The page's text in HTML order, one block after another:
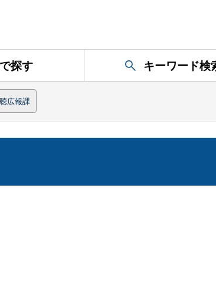
探す キーワード検
広報課